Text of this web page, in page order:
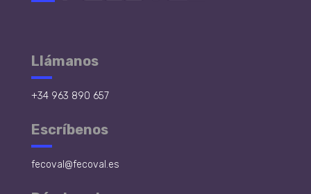
Llámanos
+34 963 890 657
Escríbenos
fecoval@fecoval.es